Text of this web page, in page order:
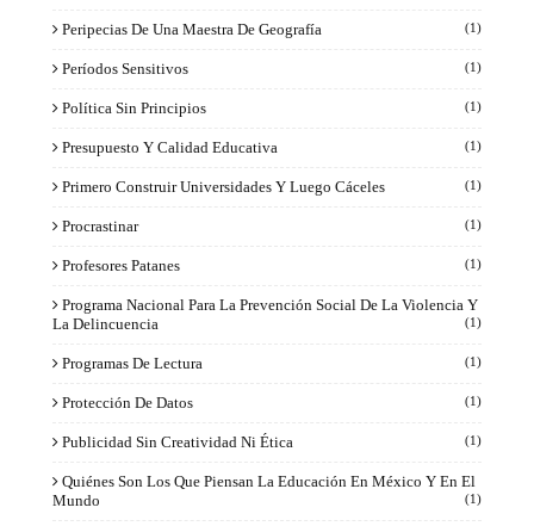
Peripecias De Una Maestra De Geografía (1)
Períodos Sensitivos (1)
Política Sin Principios (1)
Presupuesto Y Calidad Educativa (1)
Primero Construir Universidades Y Luego Cáceles (1)
Procrastinar (1)
Profesores Patanes (1)
Programa Nacional Para La Prevención Social De La Violencia Y
La Delincuencia
(1)
Programas De Lectura (1)
Protección De Datos (1)
Publicidad Sin Creatividad Ni Ética (1)
Quiénes Son Los Que Piensan La Educación En México Y En El
Mundo
(1)